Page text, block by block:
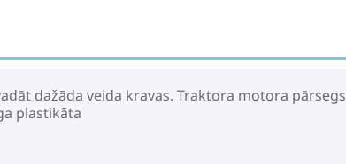
dažāda veida kravas. Traktora motora
plastikāta